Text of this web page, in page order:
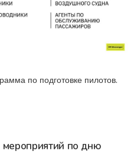
по подготовке пилотов.
мероприятий по дню